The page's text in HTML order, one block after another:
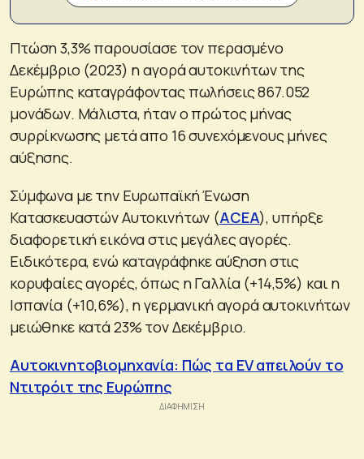
Πτώση 3,3% παρουσίασε τον περασμένο
Δεκέμβριο (2023) η αγορά αυτοκινήτων της
Ευρώπης καταγράφοντας πωλήσεις 867.052
μονάδων. Μάλιστα, ήταν ο πρώτος μήνας
συρρίκνωσης μετά απο 16 συνεχόμενους μήνες
αύξησης.
Σύμφωνα με την Ευρωπαϊκή Ένωση
Κατασκευαστών Αυτοκινήτων (ACEA), υπήρξε
διαφορετική εικόνα στις μεγάλες αγορές.
Ειδικότερα, ενώ καταγράφηκε αύξηση στις
κορυφαίες αγορές, όπως η Γαλλία (+14,5%) και η
Ισπανία (+10,6%), η γερμανική αγορά αυτοκινήτων
μειώθηκε κατά 23% τον Δεκέμβριο.
Αυτοκινητοβιομηχανία: Πώς τα EV απειλούν το
Ντιτρόιτ της Ευρώπης